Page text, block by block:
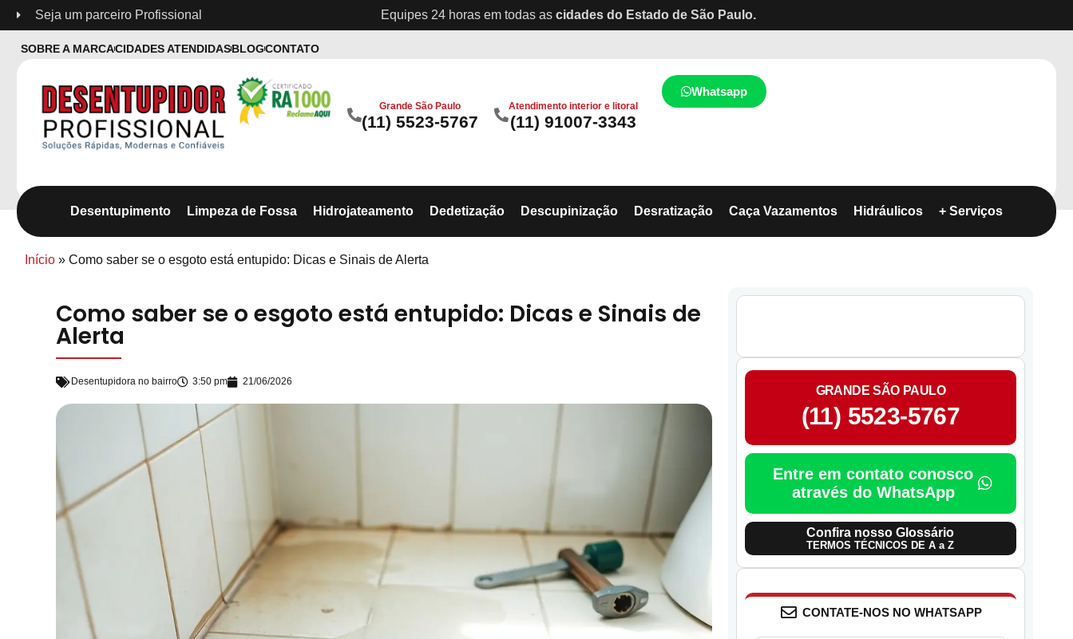
Seja um parceiro Profissional Equipes 24 horas em todas as cidades do Estado de São Paulo.
SOBRE A MARCACIDADES ATENDIDASBLOGCONTATO
Grande São Paulo
(11) 5523-5767
Atendimento interior e litoral
(11) 91007-3343
Whatsapp
Desentupimento Limpeza de Fossa Hidrojateamento Dedetização Descupinização Desratização Caça Vazamentos Hidráulicos + Serviços
Início » Como saber se o esgoto está entupido: Dicas e Sinais de Alerta
Como saber se o esgoto está entupido: Dicas e Sinais de
Alerta
Desentupidora no bairro 3:50 pm 21/06/2026
GRANDE SÃO PAULO
(11) 5523-5767
Entre em contato conosco
através do WhatsApp
Confira nosso Glossário
TERMOS TÉCNICOS DE A a Z
CONTATE-NOS NO WHATSAPP